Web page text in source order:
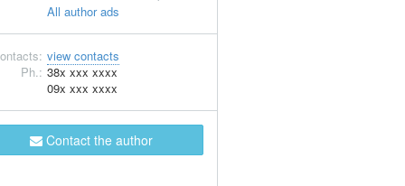
All author ads
view contacts
Ph.: 38x xxx xxxx
09x xxx xxxx
Contact the author